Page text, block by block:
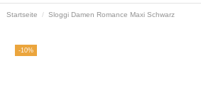
Startseite Sloggi Damen Romance Maxi Schwarz
-10%